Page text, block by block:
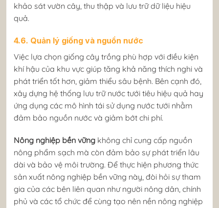
khảo sát vườn cây, thu thập và lưu trữ dữ liệu hiệu
quả.
4.6. Quản lý giống và nguồn nước
Việc lựa chọn giống cây trồng phù hợp với điều kiện
khí hậu của khu vực giúp tăng khả năng thích nghi và
phát triển tốt hơn, giảm thiểu sâu bệnh. Bên cạnh đó,
xây dựng hệ thống lưu trữ nước tưới tiêu hiệu quả hay
ứng dụng các mô hình tái sử dụng nước tưới nhằm
đảm bảo nguồn nước và giảm bớt chi phí.
Nông nghiệp bền vững không chỉ cung cấp nguồn
nông phẩm sạch mà còn đảm bảo sự phát triển lâu
dài và bảo vệ môi trường. Để thực hiện phương thức
sản xuất nông nghiệp bền vững này, đòi hỏi sự tham
gia của các bên liên quan như người nông dân, chính
phủ và các tổ chức để cùng tạo nên nền nông nghiệp